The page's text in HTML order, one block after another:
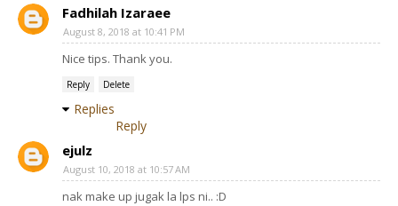
Fadhilah Izaraee
August 8, 2018 at 10:41 PM
Nice tips. Thank you.
Reply Delete
Replies
Reply
ejulz
August 10, 2018 at 10:57 AM
nak make up jugak la lps ni.. :D